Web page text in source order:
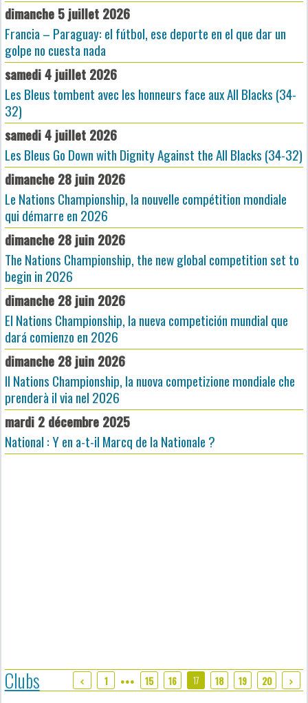
dimanche 5 juillet 2026
Francia – Paraguay: el fútbol, ese deporte en el que dar un
golpe no cuesta nada
samedi 4 juillet 2026
Les Bleus tombent avec les honneurs face aux All Blacks (34-
32)
samedi 4 juillet 2026
Les Bleus Go Down with Dignity Against the All Blacks (34-32)
dimanche 28 juin 2026
Le Nations Championship, la nouvelle compétition mondiale
qui démarre en 2026
dimanche 28 juin 2026
The Nations Championship, the new global competition set to
begin in 2026
dimanche 28 juin 2026
El Nations Championship, la nueva competición mundial que
dará comienzo en 2026
dimanche 28 juin 2026
Il Nations Championship, la nuova competizione mondiale che
prenderà il via nel 2026
mardi 2 décembre 2025
National : Y en a-t-il Marcq de la Nationale ?
Clubs 1 ●●● 15 16 17 18 19 20